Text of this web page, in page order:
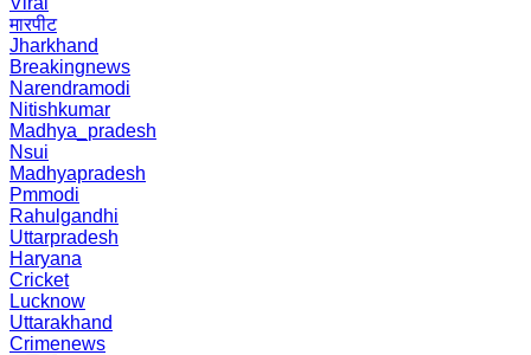
मारपीट
Jharkhand
Breakingnews
Narendramodi
Nitishkumar
Madhya_pradesh
Nsui
Madhyapradesh
Pmmodi
Rahulgandhi
Uttarpradesh
Haryana
Cricket
Lucknow
Uttarakhand
Crimenews